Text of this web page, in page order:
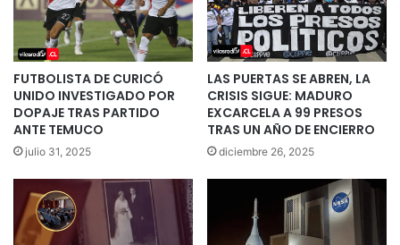
FUTBOLISTA DE CURICÓ
UNIDO INVESTIGADO POR
DOPAJE TRAS PARTIDO
ANTE TEMUCO
julio 31, 2025
LAS PUERTAS SE ABREN, LA
CRISIS SIGUE: MADURO
EXCARCELA A 99 PRESOS
TRAS UN AÑO DE ENCIERRO
diciembre 26, 2025